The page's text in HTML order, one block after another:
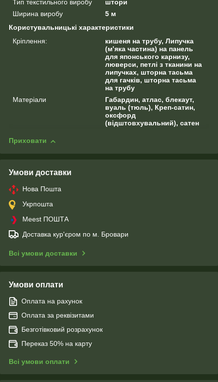
Тип текстильного виробу
штори
Ширина виробу
5 м
Користувальницькі характеристики
Кріплення:
кишеня на трубу, Липучка
(м’яка частина) на панель
для японського карнизу,
люверси, петлі з тканини на
липучках, шторна тасьма
для гачків, шторна тасьма
на трубу
Матеріали
Габардин, атлас, блекаут,
вуаль (тюль), Креп-сатин,
оксфорд
(відштовхувальний), сатен
Приховати
Умови доставки
Нова Пошта
Укрпошта
Meest ПОШТА
Доставка кур'єром по м. Бровари
Всі умови доставки
Умови оплати
Оплата на рахунок
Оплата за реквізитами
Безготівковий розрахунок
Переказ 50% на карту
Всі умови оплати